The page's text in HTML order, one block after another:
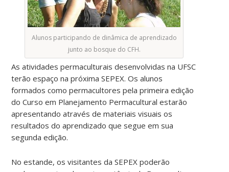
Alunos participando de dinâmica de aprendizado
junto ao bosque do CFH.
As atividades permaculturais desenvolvidas na UFSC
terão espaço na próxima SEPEX. Os alunos
formados como permacultores pela primeira edição
do Curso em Planejamento Permacultural estarão
apresentando através de materiais visuais os
resultados do aprendizado que segue em sua
segunda edição.
No estande, os visitantes da SEPEX poderão